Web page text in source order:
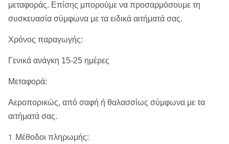
SD10
Σημειώσεις: Οποιοδήποτε ειδικό μέγεθος των κομματιών
μεταφοράς. Επίσης μπορούμε να προσαρμόσουμε τη
συσκευασία σύμφωνα με τα ειδικά αιτήματά σας.
Χρόνος παραγωγής:
Γενικά ανάγκη 15-25 ημέρες
Μεταφορά:
Αεροπορικώς, από σαφή ή θαλασσίως σύμφωνα με τα
αιτήματά σας.
1. Μέθοδοι πληρωμής: